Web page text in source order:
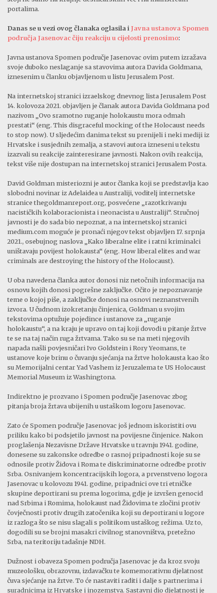
portalima.
Danas se u vezi ovog članaka oglasila i Javna ustanova Spomen
područja Jasenovac čiju reakciju u cijelosti prenosimo:
Javna ustanova Spomen područje Jasenovac ovim putem izražava
svoje duboko neslaganje sa stavovima autora Davida Goldmana,
iznesenim u članku objavljenom u listu Jerusalem Post.
Na internetskoj stranici izraelskog dnevnog lista Jerusalem Post
14. kolovoza 2021. objavljen je članak autora Davida Goldmana pod
nazivom „Ovo sramotno ruganje holokaustu mora odmah
prestati“ (eng. This disgraceful mocking of the Holocaust needs
to stop now). U sljedećim danima tekst su prenijeli i neki mediji iz
Hrvatske i susjednih zemalja, a stavovi autora izneseni u tekstu
izazvali su reakcije zainteresirane javnosti. Nakon ovih reakcija,
tekst više nije dostupan na internetskoj stranici Jerusalem Posta.
David Goldman misteriozni je autor članka koji se predstavlja kao
slobodni novinar iz Adelaidea u Australiji, voditelj internetske
stranice thegoldmanreport.org, posvećene „razotkrivanju
nacističkih kolaboracionista i neonacista u Australiji“. Stručnoj
javnosti je do sada bio nepoznat, a na internetskoj stranici
medium.com moguće je pronaći njegov tekst objavljen 17. srpnja
2021., osebujnog naslova „Kako liberalne elite i ratni kriminalci
uništavaju povijest holokausta“ (eng. How liberal elites and war
criminals are destroying the history of the Holocaust).
U oba navedena članka autor donosi niz netočnih informacija na
osnovu kojih donosi pogrešne zaključke. Očito je nepoznavanje
teme o kojoj piše, a zaključke donosi na osnovi neznanstvenih
izvora. U čudnom izokretanju činjenica, Goldman u svojim
tekstovima optužuje pojedince i ustanove za „ruganje
holokaustu“, a na kraju je upravo on taj koji dovodi u pitanje žrtve
te se na taj način ruga žrtvama. Tako su se na meti njegovih
napada našli povjesničari Ivo Goldstein i Rory Yeomans, te
ustanove koje brinu o čuvanju sjećanja na žrtve holokausta kao što
su Memorijalni centar Yad Vashem iz Jeruzalema te US Holocaust
Memorial Museum iz Washingtona.
Indirektno je prozvano i Spomen područje Jasenovac zbog
pitanja broja žrtava ubijenih u ustaškom logoru Jasenovac.
Zato će Spomen područje Jasenovac još jednom iskoristiti ovu
priliku kako bi podsjetilo javnost na povijesne činjenice. Nakon
proglašenja Nezavisne Države Hrvatske u travnju 1941. godine,
donesene su zakonske odredbe o rasnoj pripadnosti koje su se
odnosile protiv Židova i Roma te diskriminatorne odredbe protiv
Srba. Osnivanjem koncentracijskih logora, a prvenstveno logora
Jasenovac u kolovozu 1941. godine, pripadnici ove tri etničke
skupine deportirani su prema logorima, gdje je izvršen genocid
nad Srbima i Romima, holokaust nad Židovima te zločini protiv
čovječnosti protiv drugih zatočenika koji su deportirani u logore
iz razloga što se nisu slagali s politikom ustaškog režima. Uz to,
dogodili su se brojni masakri civilnog stanovništva, pretežno
Srba, na teritoriju tadašnje NDH.
Dužnost i obaveza Spomen područja Jasenovac je da kroz svoju
muzeološku, obrazovnu, izdavačku te komemorativnu djelatnost
čuva sjećanje na žrtve. To će nastaviti raditi i dalje s partnerima i
suradnicima iz Hrvatske i inozemstva. Sastavni dio djelatnosti je